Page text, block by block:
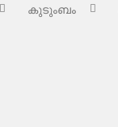
കുടുംബം